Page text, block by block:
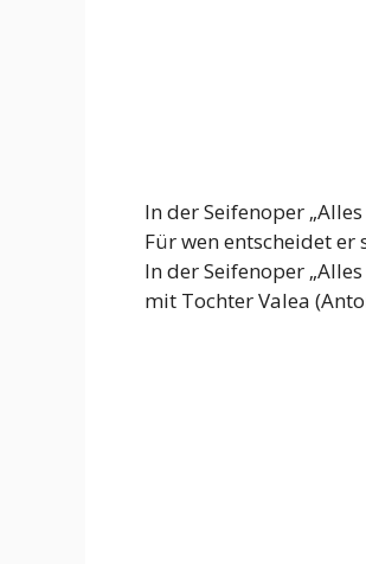
In der Seifenoper
Für wen entscheidet er
In der Seifenoper
mit Tochter Valea